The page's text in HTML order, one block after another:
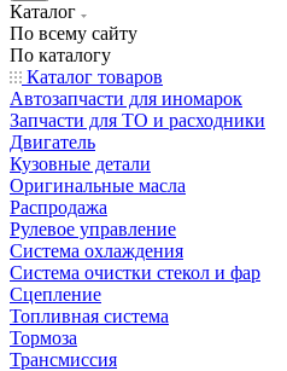
Каталог
По всему сайту
По каталогу
Каталог товаров
Автозапчасти для иномарок
Запчасти для ТО и расходники
Двигатель
Кузовные детали
Оригинальные масла
Распродажа
Рулевое управление
Система охлаждения
Система очистки стекол и фар
Сцепление
Топливная система
Тормоза
Трансмиссия